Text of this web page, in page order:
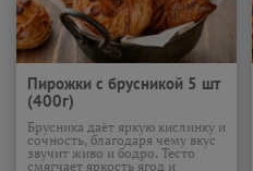
Пирожки с брусникой 5 шт
(400г)
Брусника даёт яркую кислинку и
сочность, благодаря чему вкус
звучит живо и бодро. Тесто
смягчает яркость ягод и